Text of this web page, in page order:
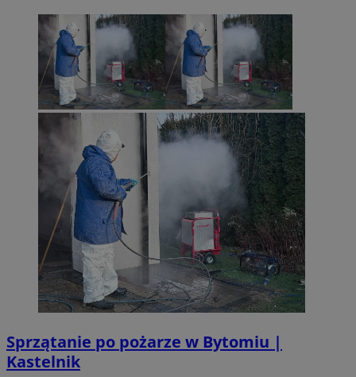
Sprzątanie po pożarze w Bytomiu |
Kastelnik